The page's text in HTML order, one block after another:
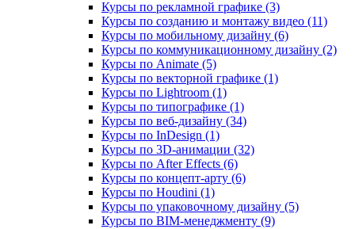
Курсы по рекламной графике (3)
Курсы по созданию и монтажу видео (11)
Курсы по мобильному дизайну (6)
Курсы по коммуникационному дизайну (2)
Курсы по Animate (5)
Курсы по векторной графике (1)
Курсы по Lightroom (1)
Курсы по типографике (1)
Курсы по веб‑дизайну (34)
Курсы по InDesign (1)
Курсы по 3D‑анимации (32)
Курсы по After Effects (6)
Курсы по концепт‑арту (6)
Курсы по Houdini (1)
Курсы по упаковочному дизайну (5)
Курсы по BIM‑менеджменту (9)